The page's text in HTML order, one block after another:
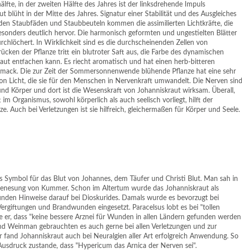
in der zweiten Hälfte des Jahres ist der linksdrehende Impuls
blüht in der Mitte des Jahres. Signatur einer Stabilität und des Ausgleiches
Staubfäden und Staubbeuteln kommen die assimilierten Lichtkräfte, die
deutlich hervor. Die harmonisch geformten und ungestielten Blätter
In Wirklichkeit sind es die durchscheinenden Zellen von
der Pflanze tritt ein blutroter Saft aus, die Farbe des dynamischen
entfachen kann. Es riecht aromatisch und hat einen herb-bitteren
Die zur Zeit der Sommersonnenwende blühende Pflanze hat eine sehr
Licht, die sie für den Menschen in Nervenkraft umwandelt. Die Nerven sind
Körper und dort ist die Wesenskraft von Johanniskraut wirksam. Überall,
Organismus, sowohl körperlich als auch seelisch vorliegt, hilft der
Auch bei Verletzungen ist sie hilfreich, gleichermaßen für Körper und Seele.
Symbol für das Blut von Johannes, dem Täufer und Christi Blut. Man sah in
von Kummer. Schon im Altertum wurde das Johanniskraut als
Hinweise darauf bei Dioskurides. Damals wurde es bevorzugt bei
und Brandwunden eingesetzt. Paracelsus lobt es bei "tollen
er, dass "keine bessere Arznei für Wunden in allen Ländern gefunden werden
Weinman gebrauchten es auch gerne bei allen Verletzungen und zur
fand Johanniskraut auch bei Neuralgien aller Art erfolgreich Anwendung. So
zustande, dass "Hypericum das Arnica der Nerven sei".